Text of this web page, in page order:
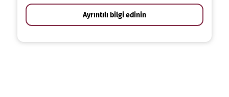
Ayrıntılı bilgi edinin